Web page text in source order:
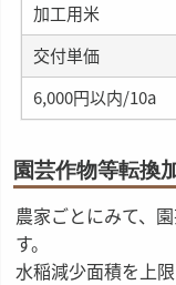
加工用米
交付単価
6,000円以内/10a
園芸作物等転換
農家ごとにみて、
す。
水稲減少面積を上